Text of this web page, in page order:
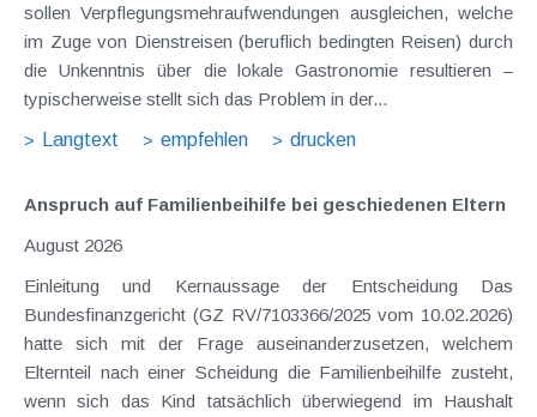
sollen Verpflegungsmehraufwendungen ausgleichen, welche
im Zuge von Dienstreisen (beruflich bedingten Reisen) durch
die Unkenntnis über die lokale Gastronomie resultieren –
typischerweise stellt sich das Problem in der...
Langtext
empfehlen drucken
Anspruch auf Familienbeihilfe bei geschiedenen Eltern
August 2026
Einleitung und Kernaussage der Entscheidung Das
Bundesfinanzgericht (GZ RV/7103366/2025 vom 10.02.2026)
hatte sich mit der Frage auseinanderzusetzen, welchem
Elternteil nach einer Scheidung die Familienbeihilfe zusteht,
wenn sich das Kind tatsächlich überwiegend im Haushalt